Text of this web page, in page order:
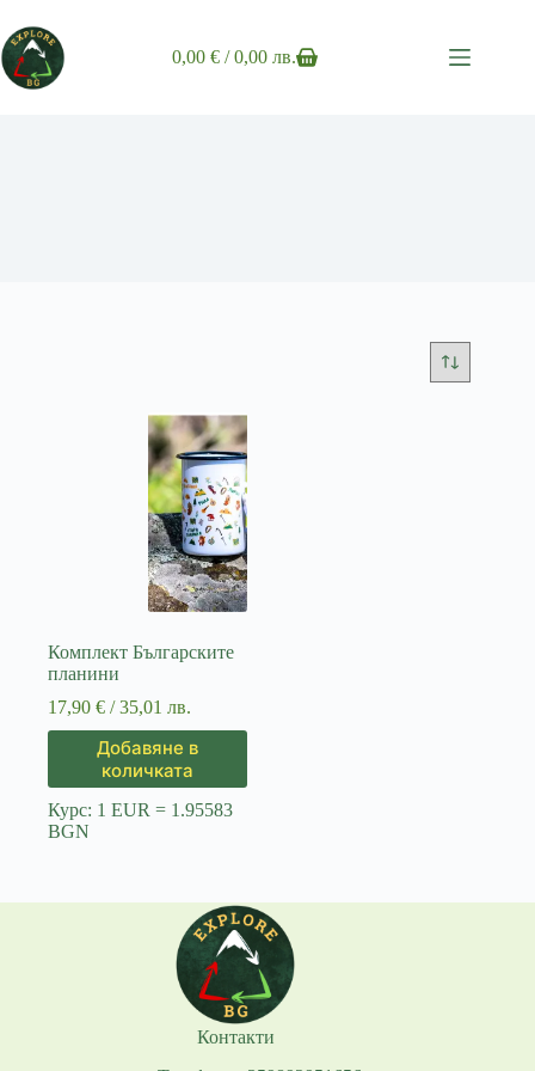
to
content
Shopping
0,00€ / 0,00 лв.
Комплект Българските
планини
17,90 € / 35,01 лв.
Добавяне в
количката
Курс: 1 EUR = 1.95583
BGN
Контакти